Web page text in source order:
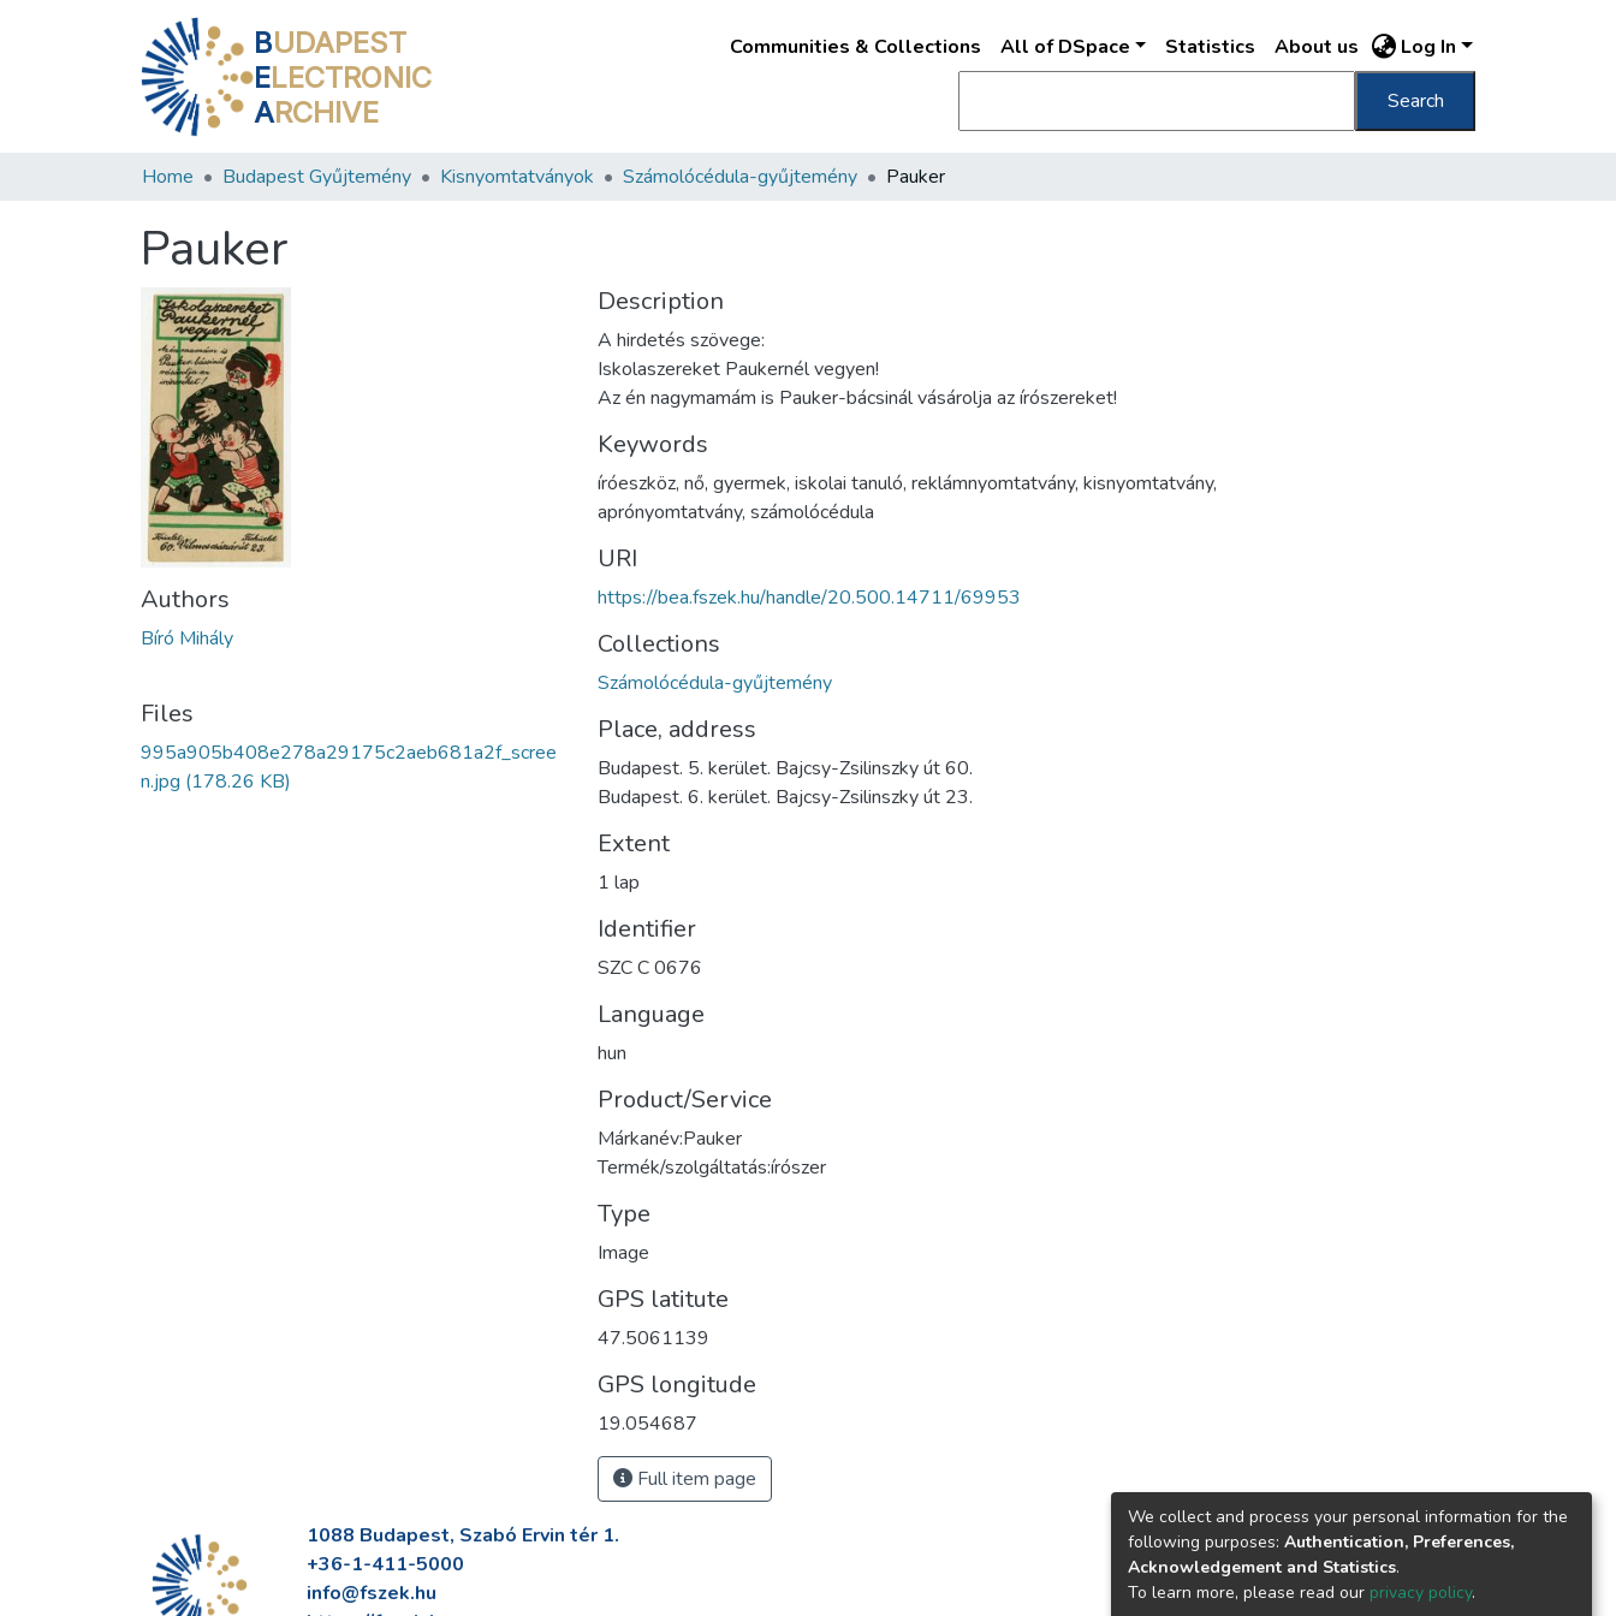
BUDAPEST
ELECTRONIC
ARCHIVE
Communities & Collections All of DSpace Statistics About us Log In
Search
Home Budapest Gyűjtemény Kisnyomtatványok Számolócédula-gyűjtemény Pauker
Pauker
Authors
Bíró Mihály
Files
995a905b408e278a29175c2aeb681a2f_scree
n.jpg (178.26 KB)
Description
A hirdetés szövege:
Iskolaszereket Paukernél vegyen!
Az én nagymamám is Pauker-bácsinál vásárolja az írószereket!
Keywords
íróeszköz, nő, gyermek, iskolai tanuló, reklámnyomtatvány, kisnyomtatvány,
aprónyomtatvány, számolócédula
URI
https://bea.fszek.hu/handle/20.500.14711/69953
Collections
Számolócédula-gyűjtemény
Place, address
Budapest. 5. kerület. Bajcsy-Zsilinszky út 60.
Budapest. 6. kerület. Bajcsy-Zsilinszky út 23.
Extent
1 lap
Identifier
SZC C 0676
Language
hun
Product/Service
Márkanév:Pauker
Termék/szolgáltatás:írószer
Type
Image
GPS latitute
47.5061139
GPS longitude
19.054687
Full item page
1088 Budapest, Szabó Ervin tér 1.
+36-1-411-5000
info@fszek.hu
We collect and process your personal information for the
following purposes: Authentication, Preferences,
Acknowledgement and Statistics.
To learn more, please read our privacy policy.